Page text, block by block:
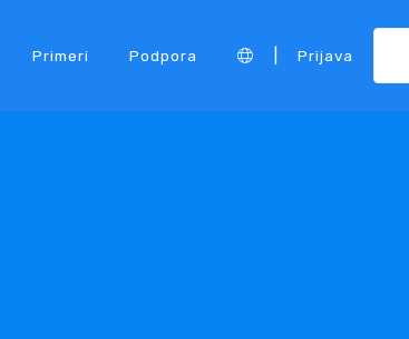
Primeri Podpora Prijava